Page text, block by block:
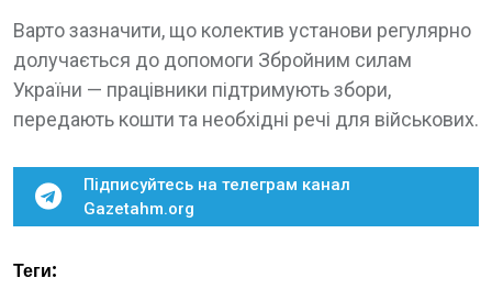
Варто зазначити, що колектив установи регулярно
долучається до допомоги Збройним силам
України — працівники підтримують збори,
передають кошти та необхідні речі для військових.
Підписуйтесь на телеграм канал
Gazetahm.org
Теги: